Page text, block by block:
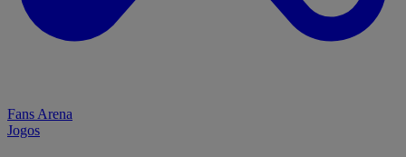
Fans Arena
Jogos